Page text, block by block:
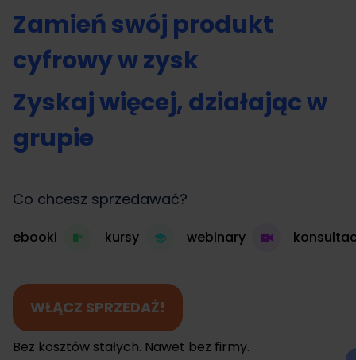
Zamień swój produkt
cyfrowy w zysk
Zyskaj więcej, działając w
grupie
Co chcesz sprzedawać?
ebooki kursy webinary
WŁĄCZ SPRZEDAŻ!
Bez kosztów stałych. Nawet bez firmy.